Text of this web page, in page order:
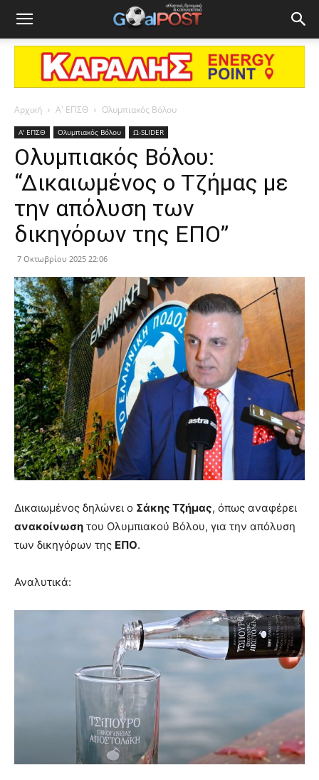
Αρχική Α' ΕΠΣΘ Ολυμπιακός Βόλου
Α' ΕΠΣΘ Ολυμπιακός Βόλου Ω-SLIDER
Ολυμπιακός Βόλου:
“Δικαιωμένος ο Τζήμας με
την απόλυση των
δικηγόρων της ΕΠΟ”
7 Οκτωβρίου 2025 22:06
Δικαιωμένος δηλώνει ο Σάκης Τζήμας, όπως αναφέρει
ανακοίνωση του Ολυμπιακού Βόλου, για την απόλυση
των δικηγόρων της ΕΠΟ.
Αναλυτικά: